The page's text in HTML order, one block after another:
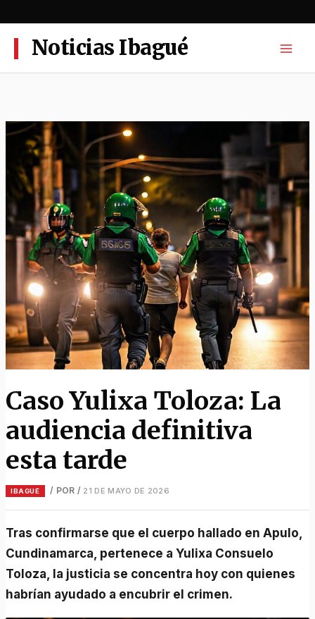
al
contenidoNoticias Ibagué
Caso Yulixa Toloza: La
audiencia definitiva
esta tarde
IBAGUÉ / POR / 21 DE MAYO DE 2026
Tras confirmarse que el cuerpo hallado en Apulo,
Cundinamarca, pertenece a Yulixa Consuelo
Toloza, la justicia se concentra hoy con quienes
habrían ayudado a encubrir el crimen.